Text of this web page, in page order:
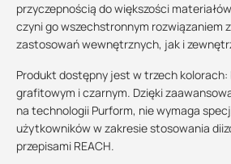
przyczepnością do większości
czyni go wszechstronnym rozwiązaniem
zastosowań wewnętrznych, jak i
Produkt dostępny jest w trzech
grafitowym i czarnym. Dzięki
na technologii Purform, nie wymaga
użytkowników w zakresie stosowania
przepisami REACH.